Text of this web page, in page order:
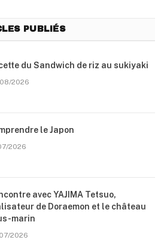
PUBLIÉS
du Sandwich de riz au sukiyaki
2026
le Japon
2026
avec YAJIMA Tetsuo,
de Doraemon et le château
marin
2026